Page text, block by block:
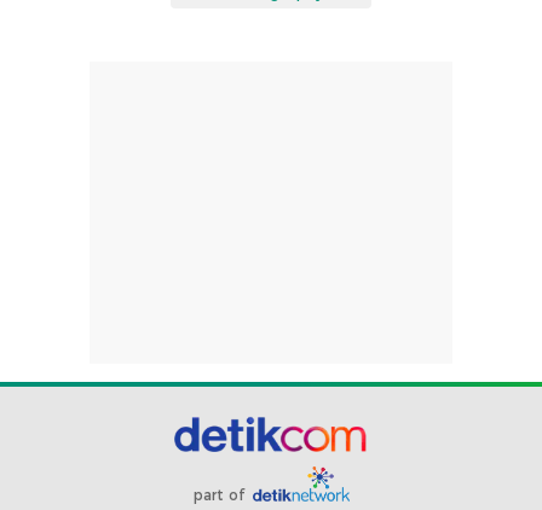
part of